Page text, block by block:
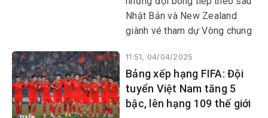
Nhật Bản và New Zealand
giành vé tham dự Vòng chung
Mỹ.
11:51, 04/04/2025
Bảng xếp hạng FIFA: Đội
tuyển Việt Nam tăng 5
bậc, lên hạng 109 thế giới